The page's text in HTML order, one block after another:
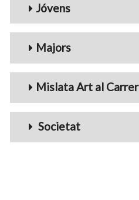
Jóvens
Majors
Mislata Art al Carrer
Societat